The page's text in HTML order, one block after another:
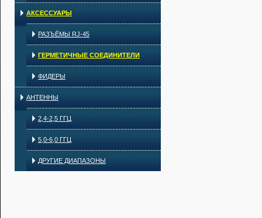
АКСЕССУАРЫ
РАЗЪЁМЫ RJ-45
ГЕРМЕТИЧНЫЕ СОЕДИНИТЕЛИ
ФИДЕРЫ
АНТЕННЫ
2,4-2,5 ГГЦ
5,0-6,0 ГГЦ
ДРУГИЕ ДИАПАЗОНЫ